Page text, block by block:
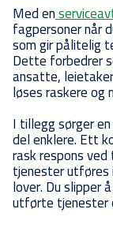
Med en
fagpersoner når
som gir pålitelig
Dette forbedrer
ansatte,
løses raskere
I tillegg sørger
del enklere. Ett
rask respons
tjenester utføres
lover. Du slipper
utførte tjenester